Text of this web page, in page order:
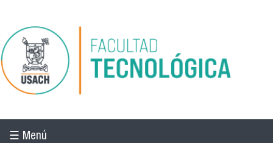
Pasar al contenido principal
☰ Menú